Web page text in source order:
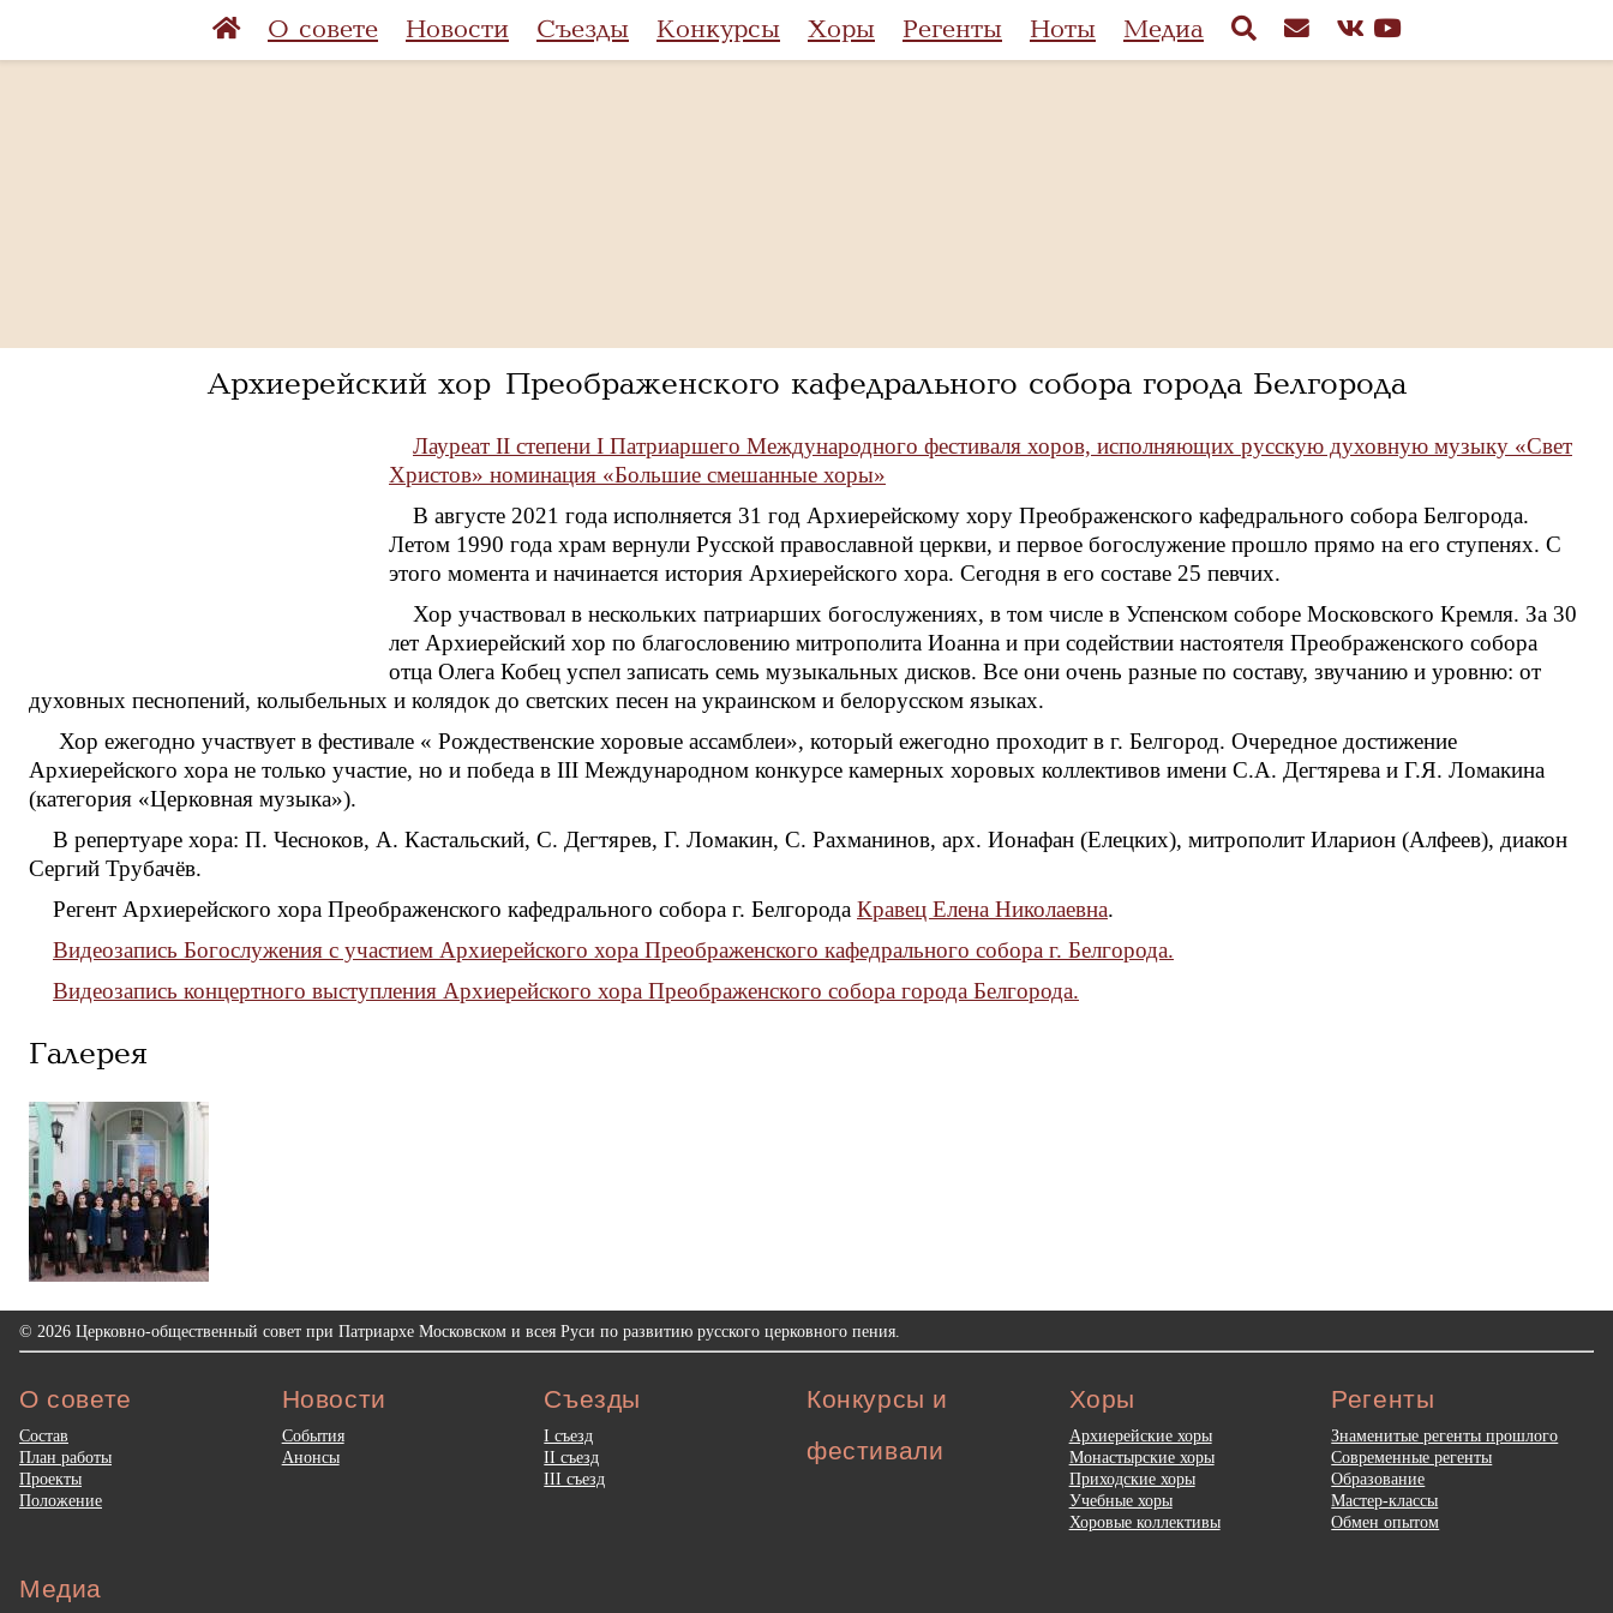
О совете Новости Съезды Конкурсы Хоры Регенты Ноты Медиа
Архиерейский хор Преображенского кафедрального собора города Белгорода
Лауреат II степени I Патриаршего Международного фестиваля хоров, исполняющих русскую духовную музыку «Свет
Христов» номинация «Большие смешанные хоры»
В августе 2021 года исполняется 31 год Архиерейскому хору Преображенского кафедрального собора Белгорода.
Летом 1990 года храм вернули Русской православной церкви, и первое богослужение прошло прямо на его ступенях. С
этого момента и начинается история Архиерейского хора. Сегодня в его составе 25 певчих.
Хор участвовал в нескольких патриарших богослужениях, в том числе в Успенском соборе Московского Кремля. За 30
лет Архиерейский хор по благословению митрополита Иоанна и при содействии настоятеля Преображенского собора
отца Олега Кобец успел записать семь музыкальных дисков. Все они очень разные по составу, звучанию и уровню: от
духовных песнопений, колыбельных и колядок до светских песен на украинском и белорусском языках.
Хор ежегодно участвует в фестивале « Рождественские хоровые ассамблеи», который ежегодно проходит в г. Белгород. Очередное достижение
Архиерейского хора не только участие, но и победа в III Международном конкурсе камерных хоровых коллективов имени С.А. Дегтярева и Г.Я. Ломакина
(категория «Церковная музыка»).
В репертуаре хора: П. Чесноков, А. Кастальский, С. Дегтярев, Г. Ломакин, С. Рахманинов, арх. Ионафан (Елецких), митрополит Иларион (Алфеев), диакон
Сергий Трубачёв.
Регент Архиерейского хора Преображенского кафедрального собора г. Белгорода Кравец Елена Николаевна.
Видеозапись Богослужения с участием Архиерейского хора Преображенского кафедрального собора г. Белгорода.
Видеозапись концертного выступления Архиерейского хора Преображенского собора города Белгорода.
Галерея
© 2026 Церковно-общественный совет при Патриархе Московском и всея Руси по развитию русского церковного пения.
О совете
Состав
План работы
Проекты
Положение
Новости
События
Анонсы
Съезды
I съезд
II съезд
III съезд
Конкурсы и
фестивали
Хоры
Архиерейские хоры
Монастырские хоры
Приходские хоры
Учебные хоры
Хоровые коллективы
Регенты
Знаменитые регенты прошлого
Современные регенты
Образование
Мастер-классы
Обмен опытом
Медиа